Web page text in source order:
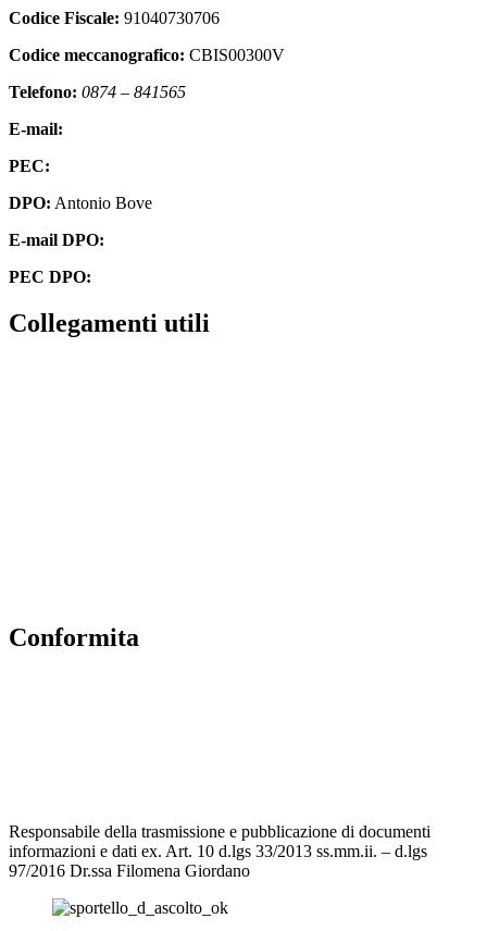
Codice Fiscale: 91040730706
Codice meccanografico: CBIS00300V
Telefono: 0874 – 841565
E-mail:
PEC:
DPO: Antonio Bove
E-mail DPO:
PEC DPO:
Collegamenti utili
Conformita
Responsabile della trasmissione e pubblicazione di documenti
informazioni e dati ex. Art. 10 d.lgs 33/2013 ss.mm.ii. – d.lgs
97/2016 Dr.ssa Filomena Giordano